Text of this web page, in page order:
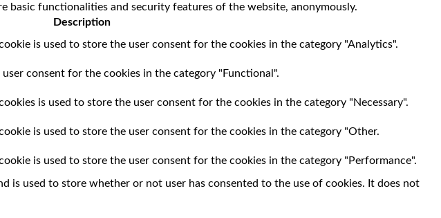
basic functionalities and security features of the website, anonymously.
Description
is used to store the user consent for the cookies in the category "Analytics".
consent for the cookies in the category "Functional".
is used to store the user consent for the cookies in the category "Necessary".
is used to store the user consent for the cookies in the category "Other.
is used to store the user consent for the cookies in the category "Performance".
is used to store whether or not user has consented to the use of cookies. It does not